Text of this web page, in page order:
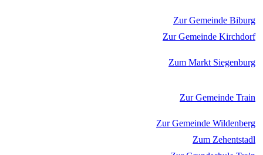
Zur Gemeinde Biburg
Zur Gemeinde Kirchdorf
Zum Markt Siegenburg
Zur Gemeinde Train
Zur Gemeinde Wildenberg
Zum Zehentstadl